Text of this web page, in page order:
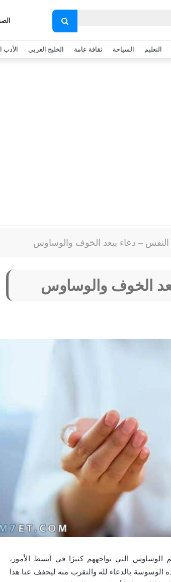
بحث
عن
التعليم السياحة ثقافة عامة الخليج العربي الأدب
– دعاء يبعد الخوف والوساوس
الخوف والوساوس
الوساوس التي تواجههم كثيرًا في أبسط الأمور،
بالدعاء لله والتقرب منه ليخفف عنا هذا